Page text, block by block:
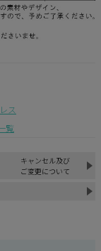
ス
覧
キャンセル及び
ご変更について